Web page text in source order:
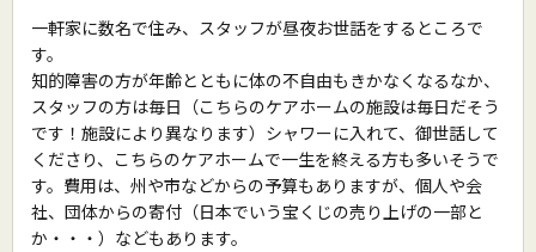
一軒家に数名で住み、スタッフが昼夜お世話をするところで
す。
知的障害の方が年齢とともに体の不自由もきかなくなるなか、
スタッフの方は毎日（こちらのケアホームの施設は毎日だそう
です！施設により異なります）シャワーに入れて、御世話して
くださり、こちらのケアホームで一生を終える方も多いそうで
す。費用は、州や市などからの予算もありますが、個人や会
社、団体からの寄付（日本でいう宝くじの売り上げの一部と
か・・・）などもあります。